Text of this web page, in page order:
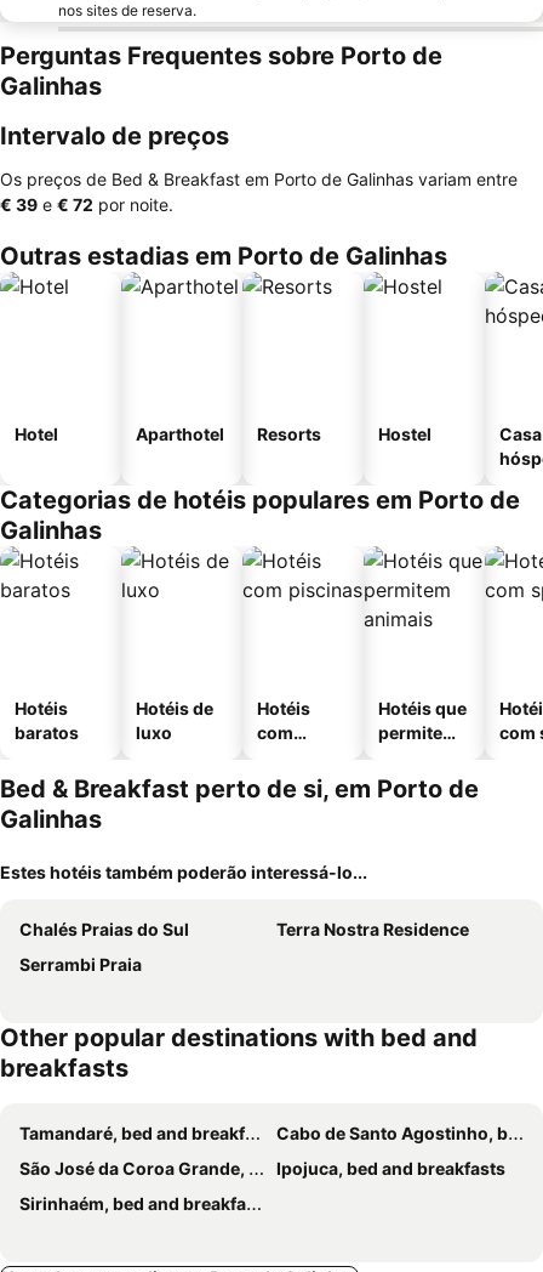
nos sites de reserva.
Perguntas Frequentes sobre Porto de
Galinhas
Intervalo de preços
Os preços de Bed & Breakfast em Porto de Galinhas variam entre
‎€ 39 e ‎€ 72 por noite.
Outras estadias em Porto de Galinhas
Hotel Aparthotel Resorts Hostel
Categorias de hotéis populares em Porto de
Galinhas
Hotéis
baratos
Hotéis de
luxo
Hotéis
com
Hotéis que
permitem
com
Bed & Breakfast perto de si, em Porto de
Galinhas
Estes hotéis também poderão interessá-lo...
Chalés Praias do Sul
Terra Nostra Residence
Serrambi Praia
Other popular destinations with bed and
breakfasts
Tamandaré, bed and breakfasts
Cabo de Santo Agostinho, bed and breakfasts
São José da Coroa Grande, bed and breakfasts
Ipojuca, bed and breakfasts
Sirinhaém, bed and breakfasts